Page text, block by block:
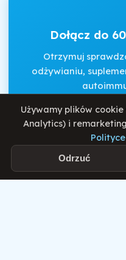
Dołącz do
Otrzymuj
odżywianiu,
Akceptuję
Używamy plików
Analytics) i
Odrzuć